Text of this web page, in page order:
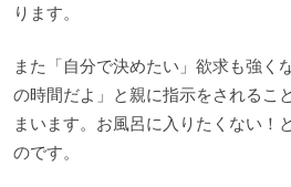
ります。
また「自分で決めたい」欲求も強く
の時間だよ」と親に指示をされるこ
まいます。お風呂に入りたくない！
のです。